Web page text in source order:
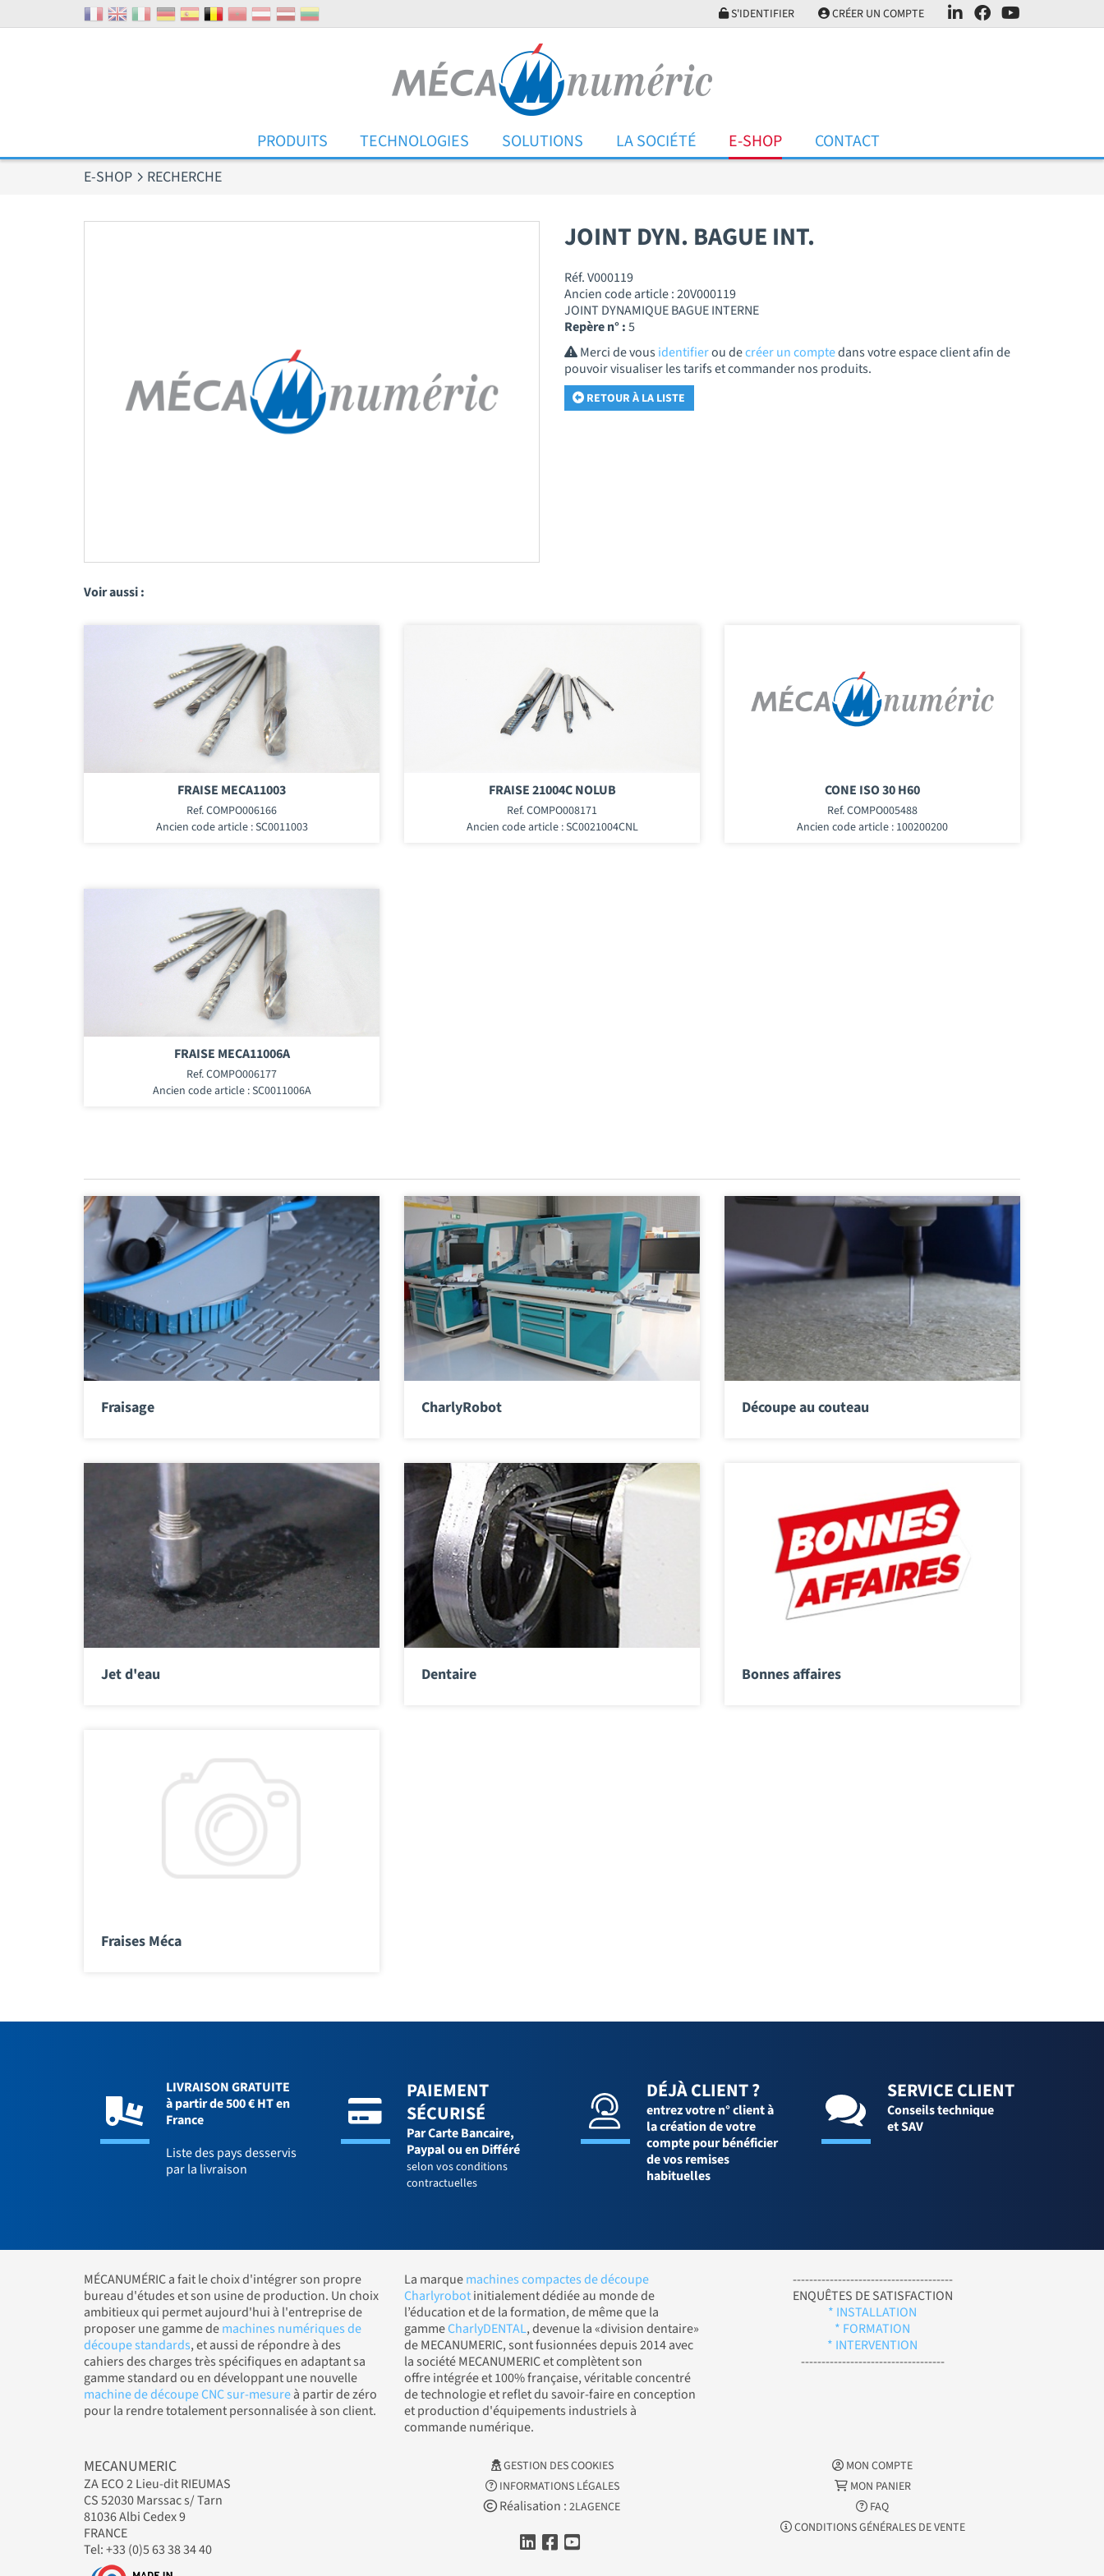
S'IDENTIFIER CRÉER UN COMPTE
PRODUITS TECHNOLOGIES SOLUTIONS LA SOCIÉTÉ E-SHOP CONTACT
E-SHOP RECHERCHE
JOINT DYN. BAGUE INT.
Réf. V000119
Ancien code article : 20V000119
JOINT DYNAMIQUE BAGUE INTERNE
Repère n° :5
Merci de vousidentifierou decréer un comptedans votre espace client afin de
pouvoir visualiser les tarifs et commander nos produits.
RETOUR À LA LISTE
Voir aussi :
FRAISE MECA11003
Ref. COMPO006166
Ancien code article : SC0011003
FRAISE 21004C NOLUB
Ref. COMPO008171
Ancien code article : SC0021004CNL
CONE ISO 30 H60
Ref. COMPO005488
Ancien code article : 100200200
FRAISE MECA11006A
Ref. COMPO006177
Ancien code article : SC0011006A
Fraisage CharlyRobot Découpe au couteau
Jet d'eau Dentaire Bonnes affaires
Fraises Méca
LIVRAISON GRATUITE
à partir de 500 € HT en
France
Liste des pays desservis
par la livraison
PAIEMENT
SÉCURISÉ
Par Carte Bancaire,
Paypal ou en Différé
selon vos conditions
contractuelles
DÉJÀ CLIENT ?
entrez votre n° client à
la création de votre
compte pour bénéficier
de vos remises
habituelles
SERVICE CLIENT
Conseils technique
et SAV
MÉCANUMÉRIC a fait le choix d'intégrer son propre
bureau d'études et son usine de production. Un choix
ambitieux qui permet aujourd'hui à l'entreprise de
proposer une gamme demachines numériques de
découpe standards, et aussi de répondre à des
cahiers des charges très spécifiques en adaptant sa
gamme standard ou en développant une nouvelle
machine de découpe CNC sur-mesureà partir de zéro
pour la rendre totalement personnalisée à son client.
La marquemachines compactes de découpe
Charlyrobotinitialement dédiée au monde de
l’éducation et de la formation, de même que la
gammeCharlyDENTAL, devenue la «division dentaire»
de MECANUMERIC, sont fusionnées depuis 2014 avec
la société MECANUMERIC et complètent son
offre intégrée et 100% française, véritable concentré
de technologie et reflet du savoir-faire en conception
et production d'équipements industriels à
commande numérique.
---------------------------------------
ENQUÊTES DE SATISFACTION
* INSTALLATION
* FORMATION
* INTERVENTION
-----------------------------------
MECANUMERIC
ZA ECO 2 Lieu-dit RIEUMAS
CS 52030 Marssac s/ Tarn
81036 Albi Cedex 9
FRANCE
Tel: +33 (0)5 63 38 34 40
GESTION DES COOKIES
INFORMATIONS LÉGALES
Réalisation : 2LAGENCE
MON COMPTE
MON PANIER
FAQ
CONDITIONS GÉNÉRALES DE VENTE
Panneau de gestion des cookies